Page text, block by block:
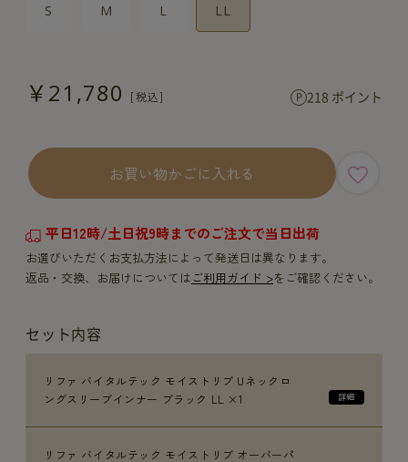
S M L LL
￥21,780 218 ポイント
お買い物かごに入れる
平日12時/土日祝9時までのご注文で当日出荷
お選びいただくお支払方法によって発送日は異なります。
返品・交換、お届けについてはご利用ガイド >をご確認ください。
セット内容
リファ バイタルテック モイストリブ Uネックロ
ングスリーブインナー ブラック LL ×1
リファ バイタルテック モイストリブ オーバーパ